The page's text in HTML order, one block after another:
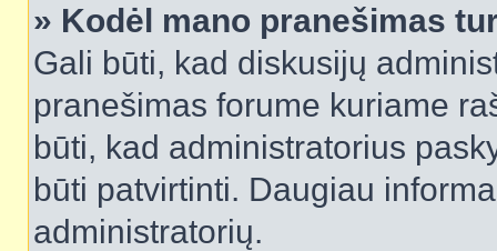
» Kodėl mano pranešimas
Gali būti, kad diskusijų
pranešimas forume kuriame
būti, kad administratorius
būti patvirtinti. Daugiau
administratorių.